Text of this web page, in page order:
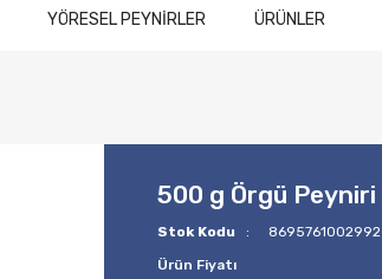
YÖRESEL PEYNİRLER ÜRÜNLER
500 g Örgü Peyniri
Stok Kodu
8695761002992
Ürün Fiyatı